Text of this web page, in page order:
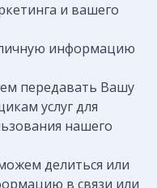
и вашего
информацию
передавать Вашу
услуг для
нашего
делиться или
в связи или